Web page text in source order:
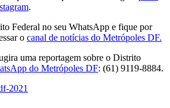
.
Federal no seu WhatsApp e fique por
o canal de notícias do Metrópoles DF.
uma reportagem sobre o Distrito
do Metrópoles DF: (61) 9119-8884.
2021